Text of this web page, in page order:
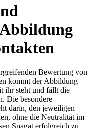
Bewertung von
kommt der Abbildung
ihr steht und fällt die
Die besondere
darin, den jeweiligen
ohne die Neutralität im
Spagat erfolgreich zu